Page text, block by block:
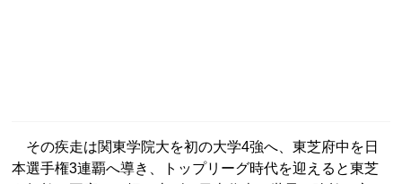
その疾走は関東学院大を初の大学4強へ、東芝府中を日
本選手権3連覇へ導き、トップリーグ時代を迎えると東芝